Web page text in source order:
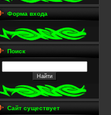
Форма входа
Поиск
Сайт существует